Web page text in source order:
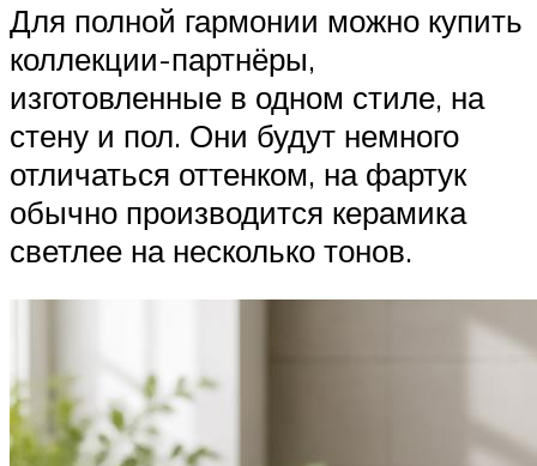
Для полной гармонии можно купить
коллекции-партнёры,
изготовленные в одном стиле, на
стену и пол. Они будут немного
отличаться оттенком, на фартук
обычно производится керамика
светлее на несколько тонов.